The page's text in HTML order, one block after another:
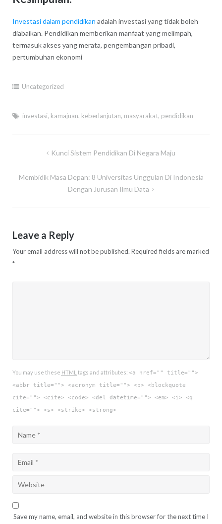
Investasi dalam pendidikan adalah investasi yang tidak boleh
diabaikan. Pendidikan memberikan manfaat yang melimpah,
termasuk akses yang merata, pengembangan pribadi,
pertumbuhan ekonomi
Uncategorized
investasi, kamajuan, keberlanjutan, masyarakat, pendidikan
Kunci Sistem Pendidikan Di Negara Maju
Membidik Masa Depan: 8 Universitas Unggulan Di Indonesia
Dengan Jurusan Ilmu Data
Leave a Reply
Your email address will not be published. Required fields are marked
*
You may use these HTML tags and attributes: <a href="" title="">
<abbr title=""> <acronym title=""> <b> <blockquote
cite=""> <cite> <code> <del datetime=""> <em> <i> <q
cite=""> <s> <strike> <strong>
Save my name, email, and website in this browser for the next time I